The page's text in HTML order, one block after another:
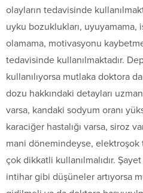
olayların tedavisinde
uyku bozuklukları, uyuyamama,
olamama, motivasyonu
tedavisinde kullanılmaktadır.
kullanılıyorsa mutlaka doktora
dozu hakkındaki detayları
varsa, kandaki sodyum oranı
karaciğer hastalığı varsa, siroz
mani dönemindeyse,
çok dikkatli kullanılmalıdır.
intihar gibi düşüneler artıyorsa